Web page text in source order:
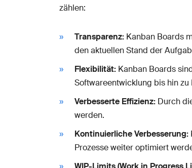
zählen:
Transparenz: Kanban Boards
den aktuellen Stand der
Flexibilität: Kanban Boards
Softwareentwicklung bis hin
Verbesserte Effizienz: Durch
werden.
Kontinuierliche Verbesserung:
Prozesse weiter optimiert